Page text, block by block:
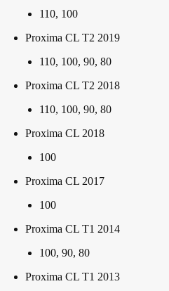
110, 100
Proxima CL T2 2019
110, 100, 90, 80
Proxima CL T2 2018
110, 100, 90, 80
Proxima CL 2018
100
Proxima CL 2017
100
Proxima CL T1 2014
100, 90, 80
Proxima CL T1 2013